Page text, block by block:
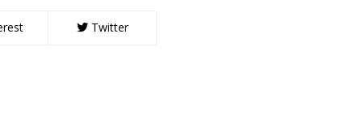
Twitter